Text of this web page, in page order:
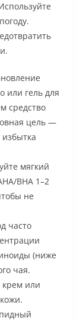
или гель для
средство
цель —
мягкий
BHA 1–2
не
часто
(ниже
чая.
или